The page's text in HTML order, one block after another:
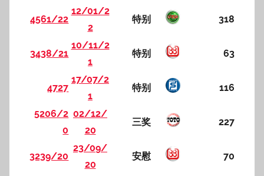
4561/22
12/01/2
2
特别 318
3438/21
10/11/2
1
特别 63
4727
17/07/2
1
特别 116
5206/2
0
02/12/
20
三奖 227
3239/20
23/09/
20
安慰 70